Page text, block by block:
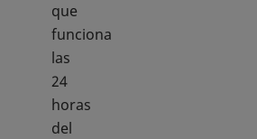
que
funciona
las
24
horas
del